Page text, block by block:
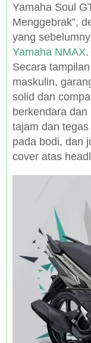
Yamaha Soul
Menggebrak”,
yang
Yamaha NMAX.
Secara
maskulin,
solid dan
berkendara dan
tajam dan
pada bodi, dan
cover atas